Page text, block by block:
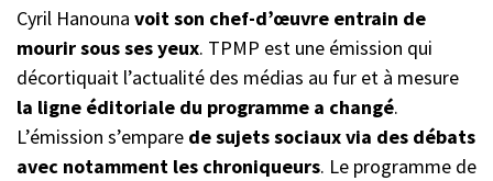
Cyril Hanouna voit son chef-d’œuvre entrain de
mourir sous ses yeux. TPMP est une émission qui
décortiquait l’actualité des médias au fur et à mesure
la ligne éditoriale du programme a changé.
L’émission s’empare de sujets sociaux via des débats
avec notamment les chroniqueurs. Le programme de